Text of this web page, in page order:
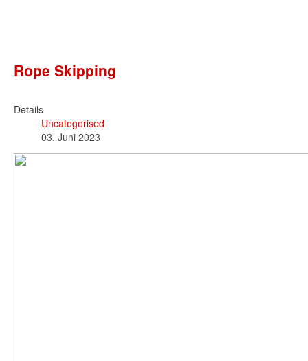
Rope Skipping
Details
Uncategorised
03. Juni 2023